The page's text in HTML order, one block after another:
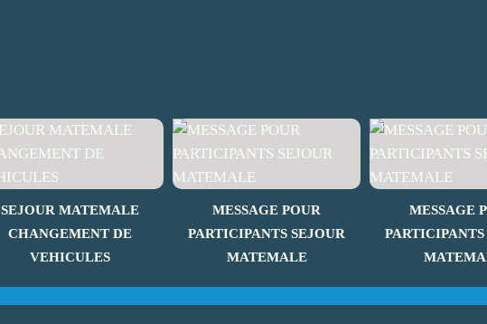
SEJOUR MATEMALE
CHANGEMENT DE
VEHICULES
MESSAGE POUR
PARTICIPANTS SEJOUR
MATEMALE
MESSAGE
PARTICIPANTS